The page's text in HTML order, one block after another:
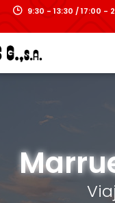
9:30 - 13:30 / 17:00 -